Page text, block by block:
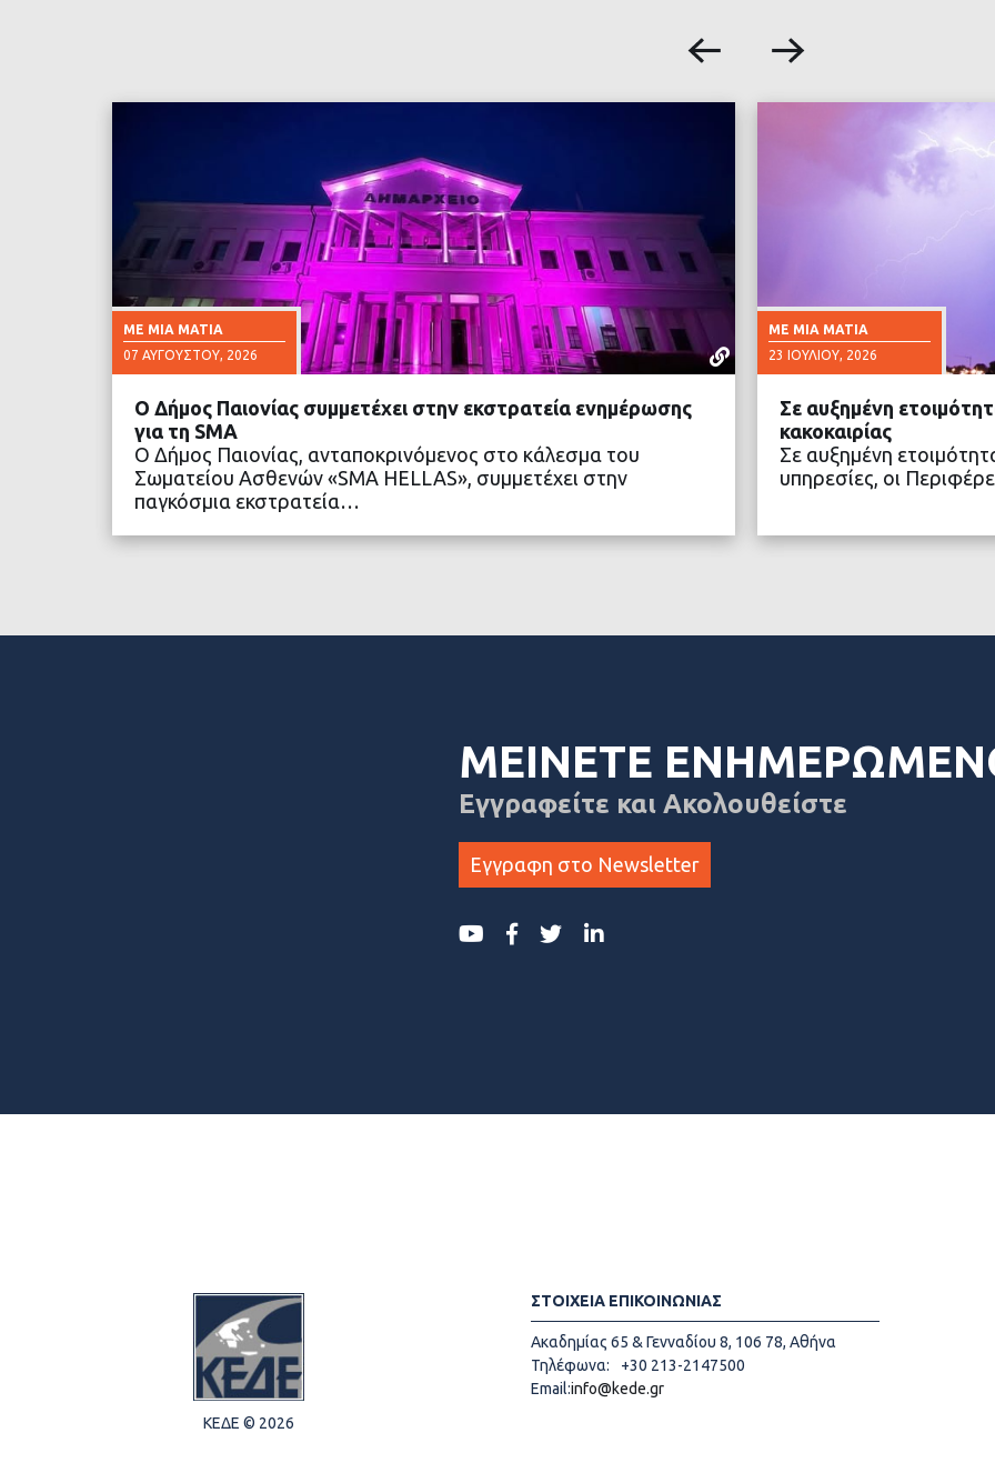
ΜΕ ΜΙΑ ΜΑΤΙΆ
07 ΑΥΓΟΎΣΤΟΥ, 2026
ΔΙΑΒΑΣΤΕ ΠΕΡΙΣΣΟΤΕΡΑ
Ο Δήμος Παιονίας συμμετέχει στην εκστρατεία ενημέρωσης
για τη SMA
Ο Δήμος Παιονίας, ανταποκρινόμενος στο κάλεσμα του
Σωματείου Ασθενών «SMA HELLAS», συμμετέχει στην
παγκόσμια εκστρατεία…
ΜΕ ΜΙΑ ΜΑΤΙΆ
23 ΙΟΥΛΊΟΥ, 2026
Σε αυξημένη
κακοκαιρίας
Σε αυξημένη
υπηρεσίες, οι
ΜΕΙΝΕΤΕ
Εγγραφείτε και Ακολουθείστε
Εγγραφη στο Newsletter
ΚΕΔΕ © 2026
ΣΤΟΙΧΕΙΑ ΕΠΙΚΟΙΝΩΝΙΑΣ
Ακαδημίας 65 & Γενναδίου 8, 106 78, Αθήνα
Τηλέφωνα:
+30 213-2147500
Email:info@kede.gr